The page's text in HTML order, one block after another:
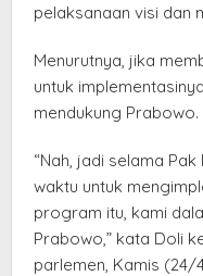
pelaksanaan visi dan
Menurutnya, jika
untuk
mendukung Prabowo.
“Nah, jadi selama
waktu untuk
program itu, kami
Prabowo,” kata Doli
parlemen, Kamis (24/